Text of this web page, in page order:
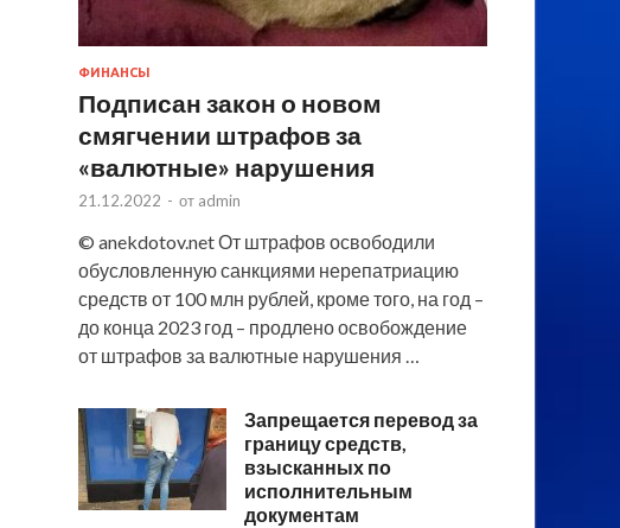
ФИНАНСЫ
Подписан закон о новом
смягчении штрафов за
«валютные» нарушения
21.12.2022 - от admin
© anekdotov.net От штрафов освободили
обусловленную санкциями нерепатриацию
средств от 100 млн рублей, кроме того, на год –
до конца 2023 год – продлено освобождение
от штрафов за валютные нарушения …
Запрещается перевод за
границу средств,
взысканных по
исполнительным
документам